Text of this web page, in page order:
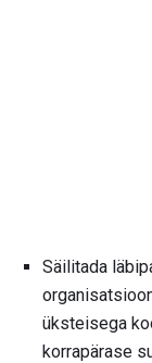
Säilitada
üksteisega
korrapärase